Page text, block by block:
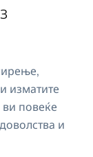
изматите
повеќе
и